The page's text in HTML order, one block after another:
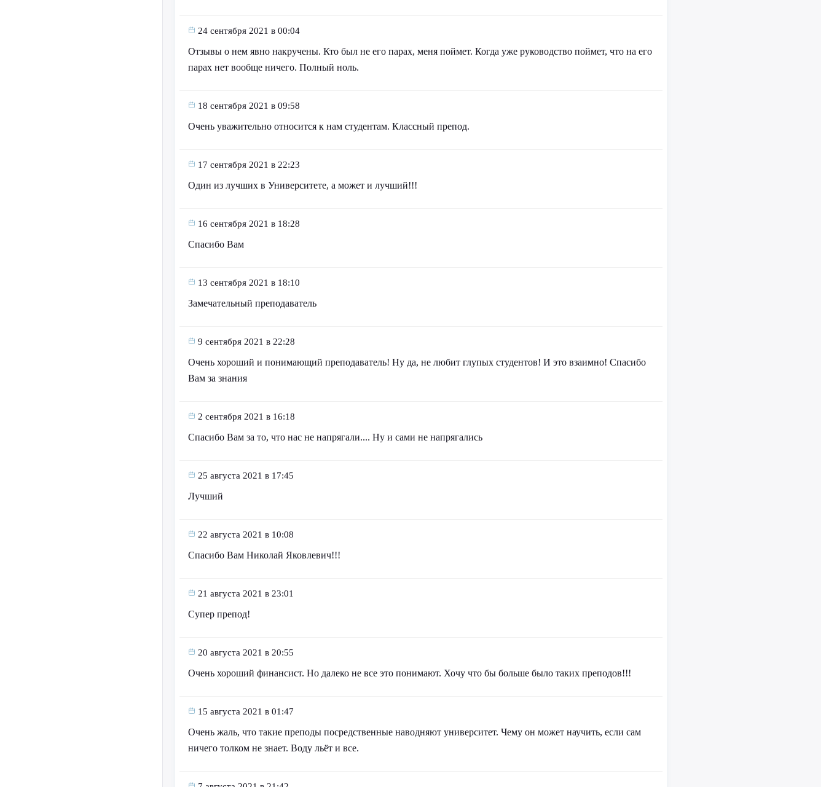
24 сентября 2021 в 00:04
Отзывы о нем явно накручены. Кто был не его парах, меня поймет. Когда уже руководство поймет, что на его
парах нет вообще ничего. Полный ноль.
18 сентября 2021 в 09:58
Очень уважительно относится к нам студентам. Классный препод.
17 сентября 2021 в 22:23
Один из лучших в Университете, а может и лучший!!!
16 сентября 2021 в 18:28
Спасибо Вам
13 сентября 2021 в 18:10
Замечательный преподаватель
9 сентября 2021 в 22:28
Очень хороший и понимающий преподаватель! Ну да, не любит глупых студентов! И это взаимно! Спасибо
Вам за знания
2 сентября 2021 в 16:18
Спасибо Вам за то, что нас не напрягали.... Ну и сами не напрягались
25 августа 2021 в 17:45
Лучший
22 августа 2021 в 10:08
Спасибо Вам Николай Яковлевич!!!
21 августа 2021 в 23:01
Супер препод!
20 августа 2021 в 20:55
Очень хороший финансист. Но далеко не все это понимают. Хочу что бы больше было таких преподов!!!
15 августа 2021 в 01:47
Очень жаль, что такие преподы посредственные наводняют университет. Чему он может научить, если сам
ничего толком не знает. Воду льёт и все.